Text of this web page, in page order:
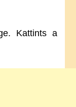
Kattints a